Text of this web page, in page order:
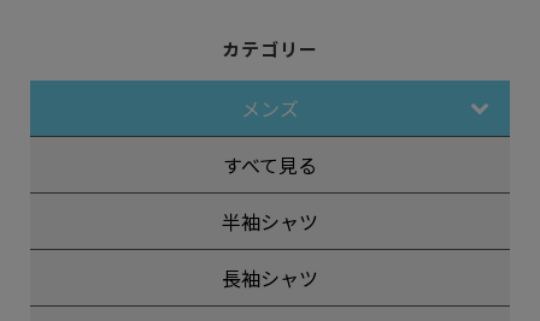
カテゴリー
メンズ
すべて見る
半袖シャツ
長袖シャツ